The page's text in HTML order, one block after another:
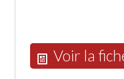
Voir la